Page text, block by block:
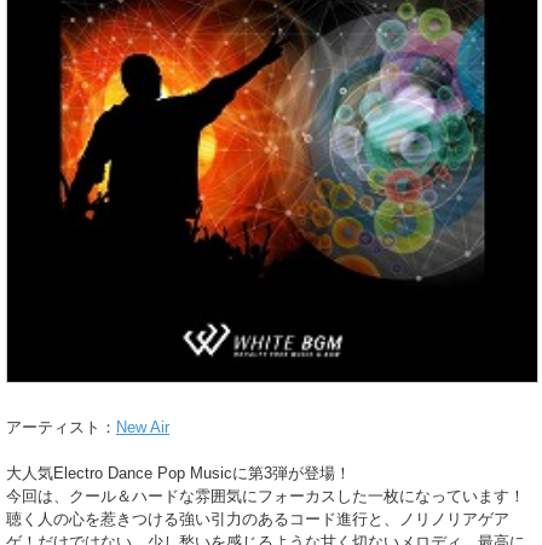
アーティスト： New Air
大人気Electro Dance Pop Musicに第3弾が登場！
今回は、クール＆ハードな雰囲気にフォーカスした一枚になっています！
聴く人の心を惹きつける強い引力のあるコード進行と、ノリノリアゲア